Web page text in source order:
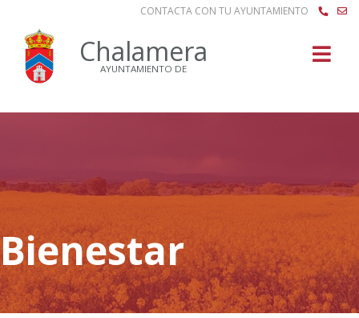
CONTACTA CON TU AYUNTAMIENTO
Chalamera
AYUNTAMIENTO DE
Bienestar